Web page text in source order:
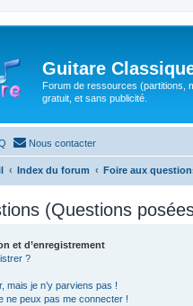
Guitare
Forum de ressources (partitions,
gratuit, et sans publicité.
Nous contacter
Index du forum Foire aux
(Questions
et d’enregistrement
?
mais je n’y parviens pas !
ne peux pas me connecter !